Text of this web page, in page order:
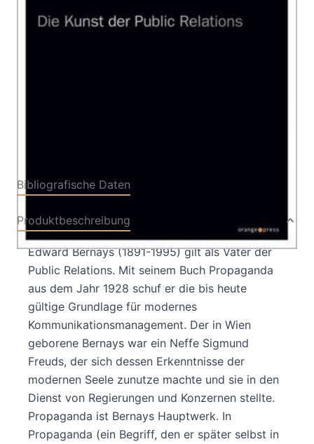
VonEdward Bernays
Bibliografische Daten
Produktbeschreibung
Edward Bernays (1891-1995) gilt als Vater der
Public Relations. Mit seinem Buch Propaganda
aus dem Jahr 1928 schuf er die bis heute
gültige Grundlage für modernes
Kommunikationsmanagement. Der in Wien
geborene Bernays war ein Neffe Sigmund
Freuds, der sich dessen Erkenntnisse der
modernen Seele zunutze machte und sie in den
Dienst von Regierungen und Konzernen stellte.
Propaganda ist Bernays Hauptwerk. In
Propaganda (ein Begriff, den er später selbst in